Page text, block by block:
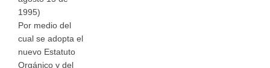
1995)
Por medio del
cual se adopta el
nuevo Estatuto
Orgánico y del